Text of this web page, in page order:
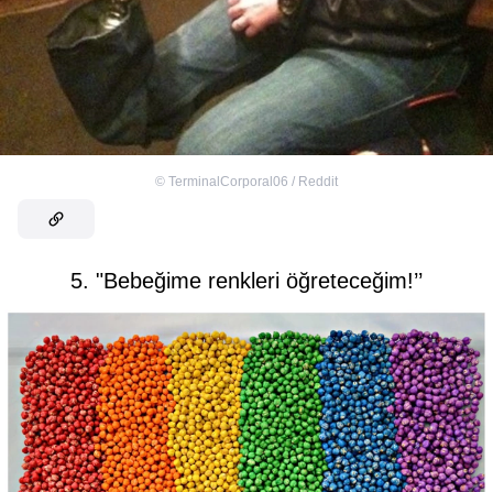
© TerminalCorporal06 / Reddit
5. "Bebeğime renkleri öğreteceğim!’’